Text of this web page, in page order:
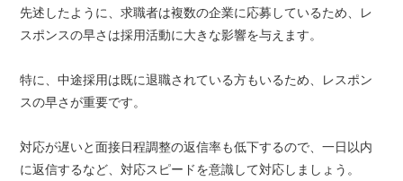
先述したように、求職者は複数の企業に応募しているため、レ
スポンスの早さは採用活動に大きな影響を与えます。
特に、中途採用は既に退職されている方もいるため、レスポン
スの早さが重要です。
対応が遅いと面接日程調整の返信率も低下するので、一日以内
に返信するなど、対応スピードを意識して対応しましょう。